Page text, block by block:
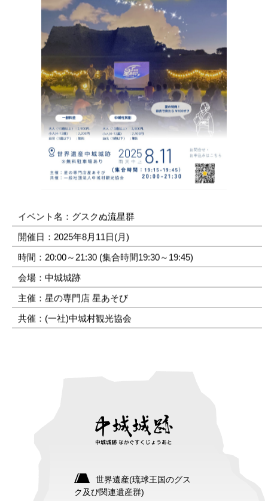
イベント名：グスクぬ流星群
開催日：2025年8月11日(月)
時間：20:00～21:30 (集合時間19:30～19:45)
会場：中城城跡
主催：星の専門店 星あそび
共催：(一社)中城村観光協会
世界遺産(琉球王国のグス
ク及び関連遺産群)